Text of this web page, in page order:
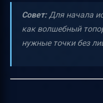
Совет:Для начала
как волшебный
нужные точки без